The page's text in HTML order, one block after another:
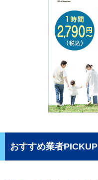
おすすめ業者PICKUP